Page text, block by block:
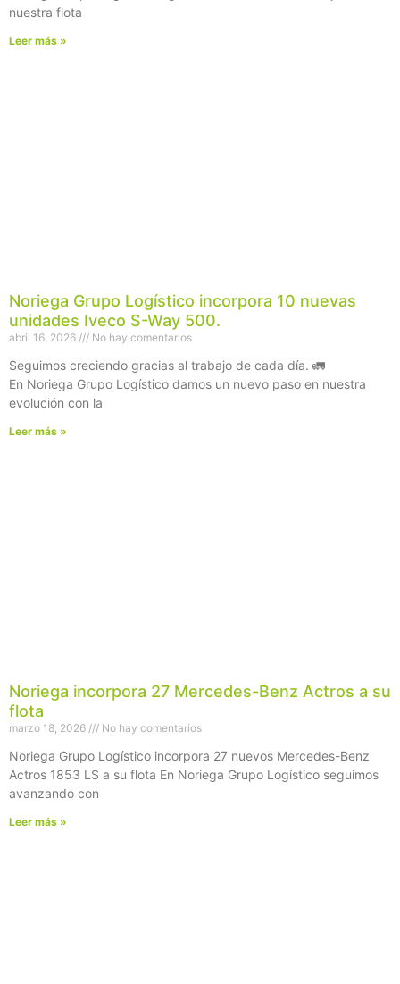
nuestra flota
Leer más »
Noriega Grupo Logístico incorpora 10 nuevas
unidades Iveco S-Way 500.
abril 16, 2026 No hay comentarios
Seguimos creciendo gracias al trabajo de cada día. 🚛
En Noriega Grupo Logístico damos un nuevo paso en nuestra
evolución con la
Leer más »
Noriega incorpora 27 Mercedes-Benz Actros a su
flota
marzo 18, 2026 No hay comentarios
Noriega Grupo Logístico incorpora 27 nuevos Mercedes-Benz
Actros 1853 LS a su flota En Noriega Grupo Logístico seguimos
avanzando con
Leer más »